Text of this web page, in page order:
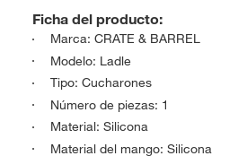
Ficha del producto:
Marca: CRATE & BARREL
Modelo: Ladle
Tipo: Cucharones
Número de piezas: 1
Material: Silicona
Material del mango: Silicona